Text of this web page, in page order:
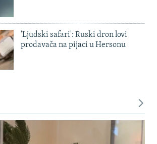
'Ljudski safari': Ruski dron lovi
prodavača na pijaci u Hersonu